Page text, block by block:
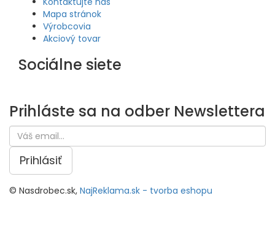
Mapa stránok
Výrobcovia
Akciový tovar
Sociálne siete
Prihláste sa na odber Newslettera
Prihlásiť
© Nasdrobec.sk, NajReklama.sk - tvorba eshopu